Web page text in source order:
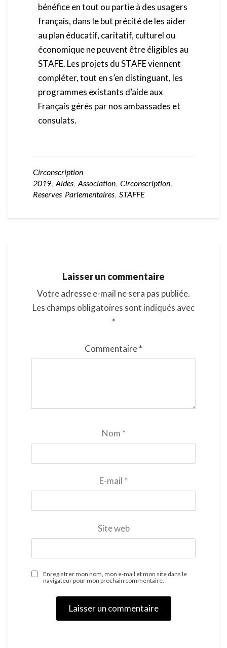
bénéfice en tout ou partie à des usagers
français, dans le but précité de les aider
au plan éducatif, caritatif, culturel ou
économique ne peuvent être éligibles au
STAFE. Les projets du STAFE viennent
compléter, tout en s’en distinguant, les
programmes existants d’aide aux
Français gérés par nos ambassades et
consulats.
Circonscription
2019 Aides Association Circonscription
Reserves Parlementaires STAFFE
Laisser un commentaire
Votre adresse e-mail ne sera pas publiée.
Les champs obligatoires sont indiqués avec
*
Commentaire*
Nom *
E-mail *
Site web
Enregistrer mon nom, mon e-mail et mon site dans le
navigateur pour mon prochain commentaire.